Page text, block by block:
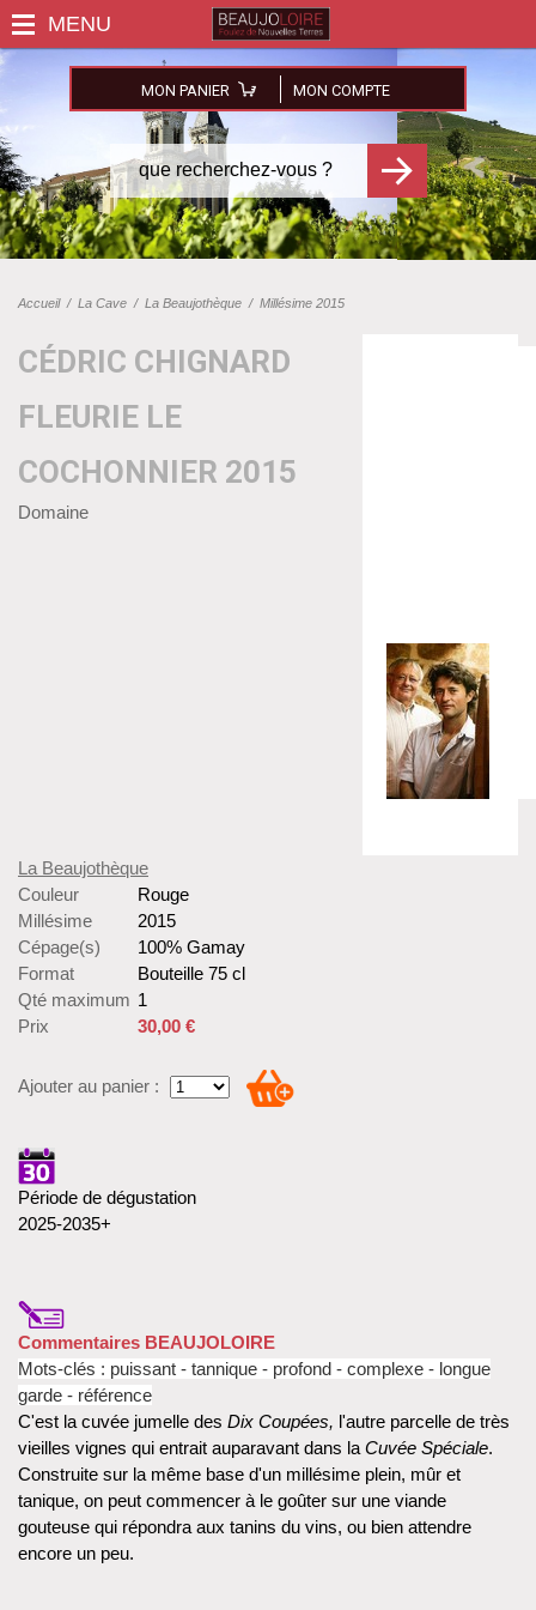
MON PANIER MON COMPTE
Accueil/ La Cave / La Beaujothèque / Millésime 2015
CÉDRIC CHIGNARD
FLEURIE LE
COCHONNIER 2015
Domaine
La Beaujothèque
Couleur
Rouge
Millésime
2015
Cépage(s)
100% Gamay
Format
Bouteille 75 cl
Qté maximum 1
Prix
30,00 €
Ajouter au panier :
Période de dégustation
2025-2035+
Commentaires BEAUJOLOIRE
Mots-clés : puissant - tannique - profond - complexe - longue
garde - référence
C'est la cuvée jumelle des Dix Coupées, l'autre parcelle de très
vieilles vignes qui entrait auparavant dans la Cuvée Spéciale.
Construite sur la même base d'un millésime plein, mûr et
tanique, on peut commencer à le goûter sur une viande
gouteuse qui répondra aux tanins du vins, ou bien attendre
encore un peu.